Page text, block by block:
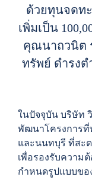
ด้วยทุนจดทะ
เพิ่มเป็น
คุณนาถวนิต
ทรัพย์ ดำรง
ในปัจจุบัน บริษัท
พัฒนาโครงการที่
และนนทบุรี ที่สะ
เพื่อรองรับความ
กำหนดรูปแบบขอ